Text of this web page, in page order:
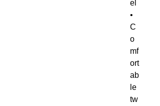
el
•
C
o
mf
ort
ab
le
tw